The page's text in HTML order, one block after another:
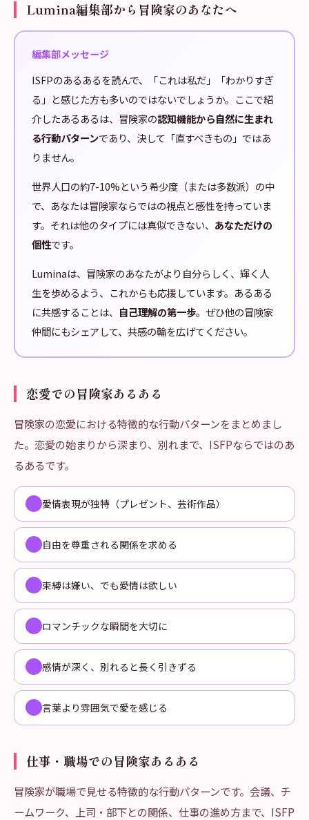
Lumina編集部から冒険家のあなたへ
編集部メッセージ
ISFPのあるあるを読んで、「これは私だ」「わかりすぎ
る」と感じた方も多いのではないでしょうか。ここで紹
介したあるあるは、冒険家の認知機能から自然に生まれ
る行動パターンであり、決して「直すべきもの」ではあ
りません。
世界人口の約7-10%という希少度（または多数派）の中
で、あなたは冒険家ならではの視点と感性を持っていま
す。それは他のタイプには真似できない、 あなただけの
個性です。
Luminaは、冒険家のあなたがより自分らしく、輝く人
生を歩めるよう、これからも応援しています。あるある
に共感することは、 自己理解の第一歩。ぜひ他の冒険家
仲間にもシェアして、共感の輪を広げてください。
恋愛での冒険家あるある
冒険家の恋愛における特徴的な行動パターンをまとめまし
た。恋愛の始まりから深まり、別れまで、ISFPならではのあ
るあるです。
愛情表現が独特（プレゼント、芸術作品）
自由を尊重される関係を求める
束縛は嫌い、でも愛情は欲しい
ロマンチックな瞬間を大切に
感情が深く、別れると長く引きずる
言葉より雰囲気で愛を感じる
仕事・職場での冒険家あるある
冒険家が職場で見せる特徴的な行動パターンです。会議、チ
ームワーク、上司・部下との関係、仕事の進め方まで、ISFP